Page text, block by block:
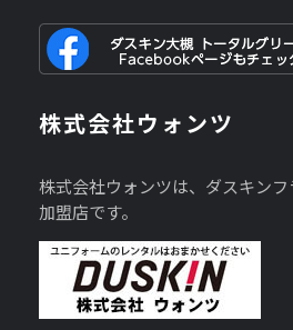
株式会社ウォンツ
株式会社ウォンツは、ダスキン
加盟店です。